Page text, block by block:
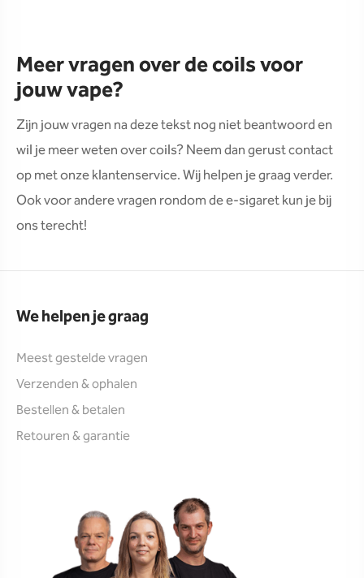
Meer vragen over de coils voor
jouw vape?
Zijn jouw vragen na deze tekst nog niet beantwoord en
wil je meer weten over coils? Neem dan gerust contact
op met onze klantenservice. Wij helpen je graag verder.
Ook voor andere vragen rondom de e-sigaret kun je bij
ons terecht!
We helpen je graag
Meest gestelde vragen
Verzenden & ophalen
Bestellen & betalen
Retouren & garantie